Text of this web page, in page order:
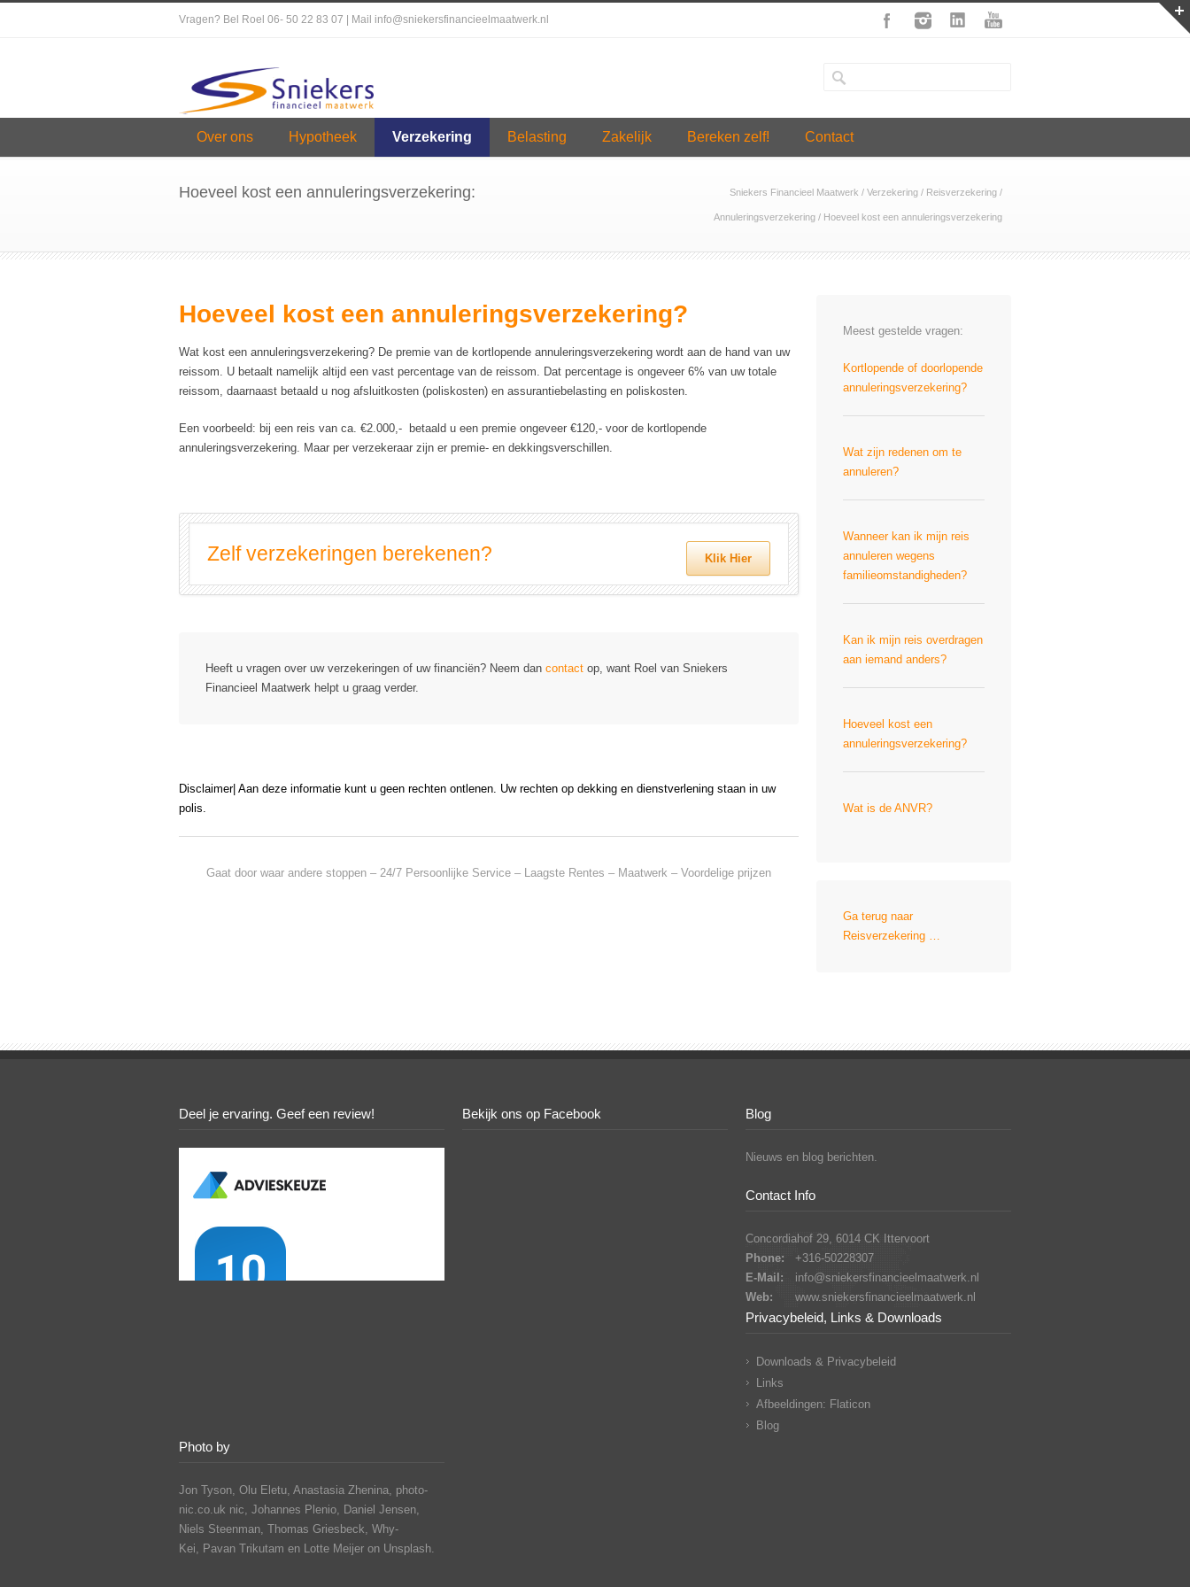
Vragen? Bel Roel 06- 50 22 83 07 | Mail info@sniekersfinancieelmaatwerk.nl
Over ons Hypotheek Verzekering Belasting Zakelijk Bereken zelf! Contact
Hoeveel kost een annuleringsverzekering: Sniekers Financieel Maatwerk / Verzekering / Reisverzekering /
Annuleringsverzekering / Hoeveel kost een annuleringsverzekering
Hoeveel kost een annuleringsverzekering?
Wat kost een annuleringsverzekering? De premie van de kortlopende annuleringsverzekering wordt aan de hand van uw
reissom. U betaalt namelijk altijd een vast percentage van de reissom. Dat percentage is ongeveer 6% van uw totale
reissom, daarnaast betaald u nog afsluitkosten (poliskosten) en assurantiebelasting en poliskosten.
Een voorbeeld: bij een reis van ca. €2.000,- betaald u een premie ongeveer €120,- voor de kortlopende
annuleringsverzekering. Maar per verzekeraar zijn er premie- en dekkingsverschillen.
Zelf verzekeringen berekenen? Klik Hier
Heeft u vragen over uw verzekeringen of uw financiën? Neem dan contact op, want Roel van Sniekers
Financieel Maatwerk helpt u graag verder.
Disclaimer| Aan deze informatie kunt u geen rechten ontlenen. Uw rechten op dekking en dienstverlening staan in uw
polis.
Gaat door waar andere stoppen – 24/7 Persoonlijke Service – Laagste Rentes – Maatwerk – Voordelige prijzen
Meest gestelde vragen:
Kortlopende of doorlopende
annuleringsverzekering?
Wat zijn redenen om te
annuleren?
Wanneer kan ik mijn reis
annuleren wegens
familieomstandigheden?
Kan ik mijn reis overdragen
aan iemand anders?
Hoeveel kost een
annuleringsverzekering?
Wat is de ANVR?
Ga terug naar
Reisverzekering …
Deel je ervaring. Geef een review! Bekijk ons op Facebook Blog
Nieuws en blog berichten.
Contact Info
Concordiahof 29, 6014 CK Ittervoort
Phone:
+316-50228307
E-Mail:
info@sniekersfinancieelmaatwerk.nl
Web:
www.sniekersfinancieelmaatwerk.nl
Privacybeleid, Links & Downloads
Downloads & Privacybeleid
Links
Afbeeldingen: Flaticon
Blog
Photo by
Jon Tyson, Olu Eletu, Anastasia Zhenina, photo-
nic.co.uk nic, Johannes Plenio, Daniel Jensen,
Niels Steenman, Thomas Griesbeck, Why-
Kei, Pavan Trikutam en Lotte Meijer on Unsplash.